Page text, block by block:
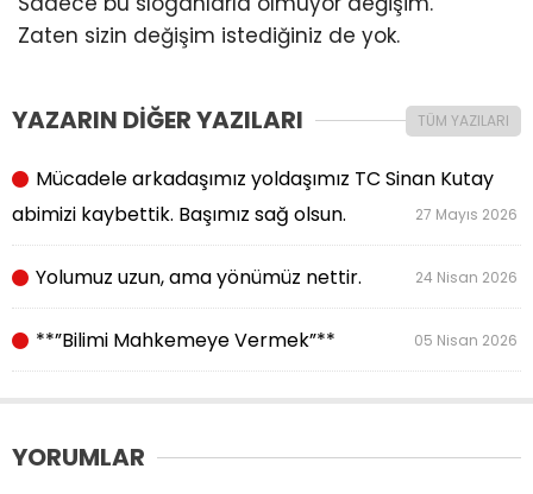
Zaten sizin değişim istediğiniz de yok.
YAZARIN DİĞER YAZILARI TÜM YAZILARI
Mücadele arkadaşımız yoldaşımız TC Sinan Kutay
abimizi kaybettik. Başımız sağ olsun.
27 Mayıs 2026
Yolumuz uzun, ama yönümüz nettir. 24 Nisan 2026
**”Bilimi Mahkemeye Vermek”** 05 Nisan 2026
YORUMLAR